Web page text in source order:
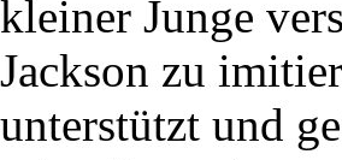
kleiner Junge
Jackson zu
unterstützt und